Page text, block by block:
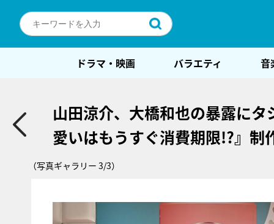
ドラマ・映画 バラエティ 音
山田涼介、大橋和也の暴露に
愛いはもうすぐ消費期限!?』制
（写真ギャラリー 3/3）